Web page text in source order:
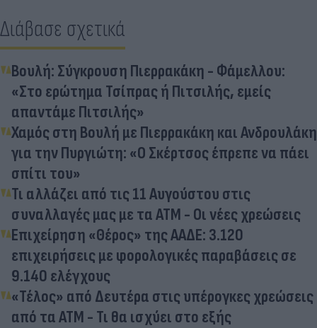
Διάβασε σχετικά
Βουλή: Σύγκρουση Πιερρακάκη - Φάμελλου:
«Στο ερώτημα Τσίπρας ή Πιτσιλής, εμείς
απαντάμε Πιτσιλής»
Χαμός στη Βουλή με Πιερρακάκη και Ανδρουλάκη
για την Πυργιώτη: «Ο Σκέρτσος έπρεπε να πάει
σπίτι του»
Τι αλλάζει από τις 11 Αυγούστου στις
συναλλαγές μας με τα ΑΤΜ - Οι νέες χρεώσεις
Επιχείρηση «Θέρος» της ΑΑΔΕ: 3.120
επιχειρήσεις με φορολογικές παραβάσεις σε
9.140 ελέγχους
«Τέλος» από Δευτέρα στις υπέρογκες χρεώσεις
από τα ΑΤΜ - Τι θα ισχύει στο εξής